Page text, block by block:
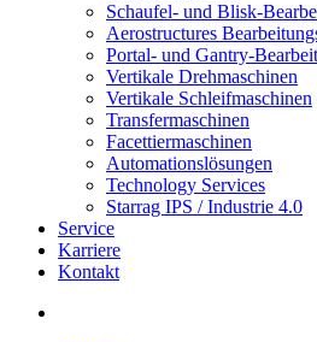
Schaufel- und Blisk-
Aerostructures
Portal- und Gantry-
Vertikale Drehmaschinen
Vertikale Schleifmaschinen
Transfermaschinen
Facettiermaschinen
Automationslösungen
Technology Services
Starrag IPS / Industrie 4.0
Service
Karriere
Kontakt